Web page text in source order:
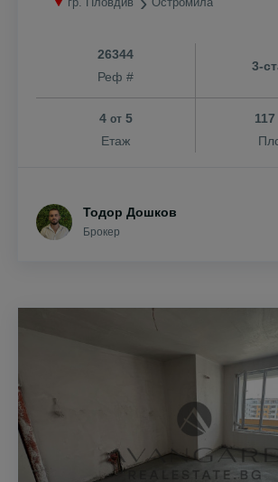
26344
Реф #
3-
4 от5
Етаж
Тодор Дошков
Брокер